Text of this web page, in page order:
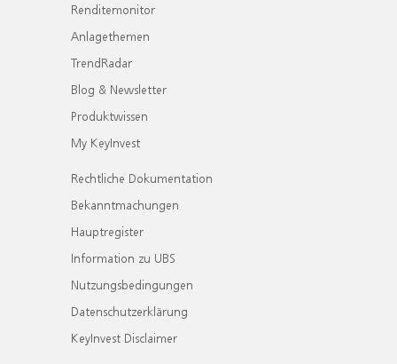
Renditemonitor
Anlagethemen
TrendRadar
Blog & Newsletter
Produktwissen
My KeyInvest
Rechtliche Dokumentation
Bekanntmachungen
Hauptregister
Information zu UBS
Nutzungsbedingungen
Datenschutzerklärung
KeyInvest Disclaimer